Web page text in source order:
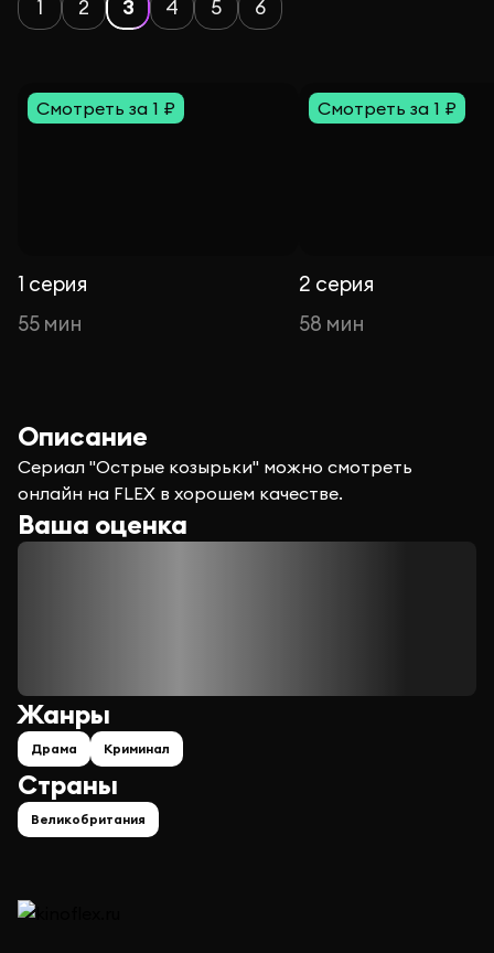
1 2 3 4 5 6
Смотреть за 1 ₽
1 серия
55 мин
Смотреть за 1 ₽
2 серия
58 мин
Описание
Сериал "Острые козырьки" можно смотреть
онлайн на FLEX в хорошем качестве.
Ваша оценка
Страны
Великобритания
Жанры
Драма Криминал